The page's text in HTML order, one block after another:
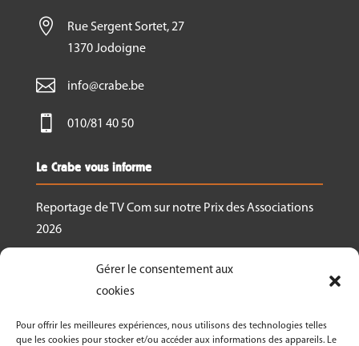
Gérer le consentement aux
cookies
Pour offrir les meilleures expériences, nous utilisons des technologies telles
que les cookies pour stocker et/ou accéder aux informations des appareils. Le

Rue Sergent Sortet, 27
1370 Jodoigne
 info@crabe.be
 010/81 40 50
Le Crabe vous informe
Reportage de TV Com sur notre Prix des Associations
2026
décernés par Canopea